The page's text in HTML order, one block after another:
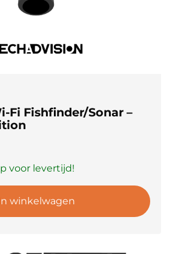
Fi Fishfinder/Sonar –
voor levertijd!
winkelwagen